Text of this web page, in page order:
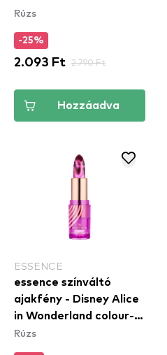
Rúzs
-25%
2.093 Ft 2.790 Ft
Hozzáadva
ESSENCE
essence színváltó
ajakfény - Disney Alice
in Wonderland colour-
changing lip glow 01
Rúzs